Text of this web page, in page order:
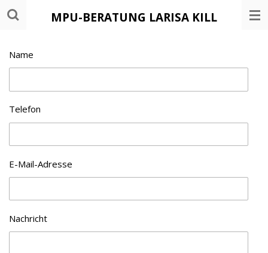
Zum
HauptinhaltMPU-BERATUNG LARISA KILL
Name
Telefon
E-Mail-Adresse
Nachricht